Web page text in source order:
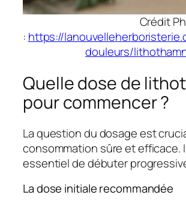
Crédit
: https://
douleurs/
Quelle dose de
pour commencer ?
La question du dosage est
consommation sûre et efficace.
essentiel de débuter
La dose initiale recommandée